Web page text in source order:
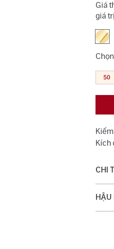
Giá
giá
50
Kích
CHI
Chất
HẬU